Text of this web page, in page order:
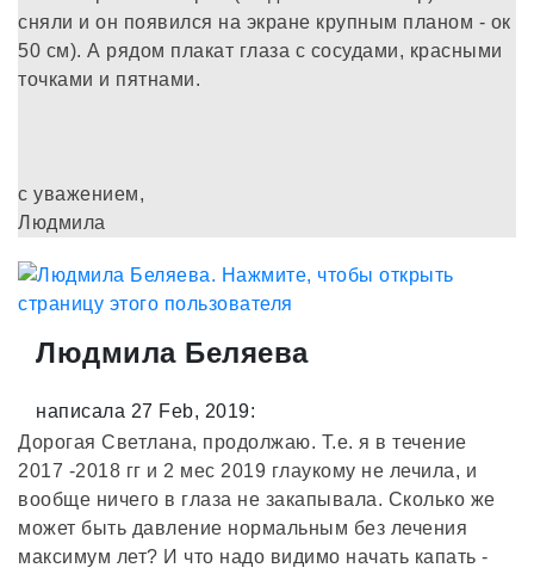
сняли и он появился на экране крупным планом - ок
50 см). А рядом плакат глаза с сосудами, красными
точками и пятнами.
с уважением,
Людмила
Людмила Беляева
написала 27 Feb, 2019:
Дорогая Светлана, продолжаю. Т.е. я в течение
2017 -2018 гг и 2 мес 2019 глаукому не лечила, и
вообще ничего в глаза не закапывала. Сколько же
может быть давление нормальным без лечения
максимум лет? И что надо видимо начать капать -